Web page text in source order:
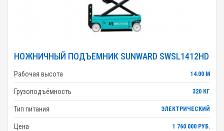
НОЖНИЧНЫЙ ПОДЪЕМНИК SUNWARD SWSL1412HD
Рабочая высота 14.00 М
Грузоподъёмность 320 КГ
Тип питания ЭЛЕКТРИЧЕСКИЙ
Цена 1 760 000 РУБ.